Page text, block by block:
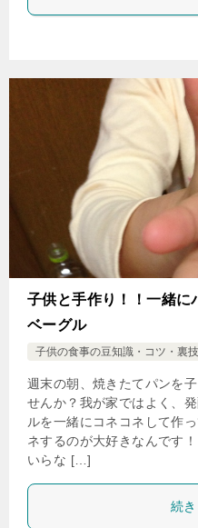
子供と手作り！！一緒に
ベーグル
子供の食事の豆知識・コツ・裏技
週末の朝、焼きたてパンを
せんか？我が家ではよく、
ルを一緒にコネコネして作
ネするのが大好きなんです
いらな […]
続